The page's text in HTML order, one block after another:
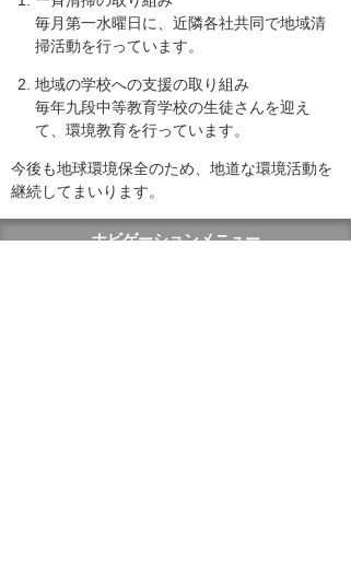
毎月第一水曜日に、近隣各社共同で地域清
掃活動を行っています。
地域の学校への支援の取り組み
毎年九段中等教育学校の生徒さんを迎え
て、環境教育を行っています。
今後も地球環境保全のため、地道な環境活動を
継続してまいります。
ナビゲーションメニュー